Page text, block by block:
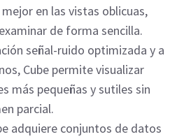
en las vistas oblicuas,
de forma sencilla.
señal-ruido optimizada y a
Cube permite visualizar
más pequeñas y sutiles sin
parcial.
adquiere conjuntos de datos